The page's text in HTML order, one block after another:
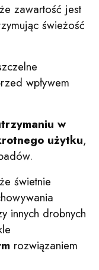
zawartość jest
świeżość
wpływem
w
użytku,
świetnie
innych drobnych
rozwiązaniem